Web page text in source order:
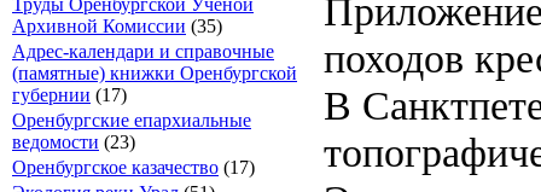
Труды Оренбургской Ученой
Архивной Комиссии (35)
Адрес-календари и справочные
(памятные) книжки Оренбургской
губернии (17)
Оренбургские епархиальные
ведомости (23)
Оренбургское казачество (17)
походов
В